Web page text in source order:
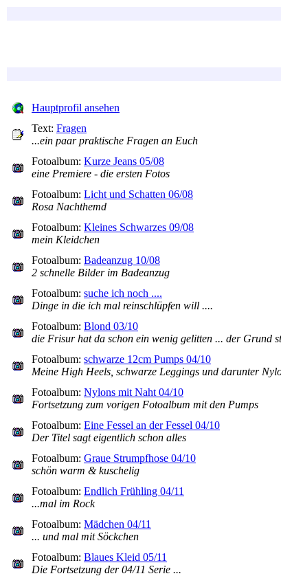
Hauptprofil ansehen
Text: Fragen
...ein paar praktische Fragen an Euch
Fotoalbum: Kurze Jeans 05/08
eine Premiere - die ersten Fotos
Fotoalbum: Licht und Schatten 06/08
Rosa Nachthemd
Fotoalbum: Kleines Schwarzes 09/08
mein Kleidchen
Fotoalbum: Badeanzug 10/08
2 schnelle Bilder im Badeanzug
Fotoalbum: suche ich noch ....
Dinge in die ich mal reinschlüpfen will ....
Fotoalbum: Blond 03/10
die Frisur hat da schon ein wenig gelitten ... der Grund
Fotoalbum: schwarze 12cm Pumps 04/10
Meine High Heels, schwarze Leggings und darunter
Fotoalbum: Nylons mit Naht 04/10
Fortsetzung zum vorigen Fotoalbum mit den Pumps
Fotoalbum: Eine Fessel an der Fessel 04/10
Der Titel sagt eigentlich schon alles
Fotoalbum: Graue Strumpfhose 04/10
schön warm & kuschelig
Fotoalbum: Endlich Frühling 04/11
...mal im Rock
Fotoalbum: Mädchen 04/11
... und mal mit Söckchen
Fotoalbum: Blaues Kleid 05/11
Die Fortsetzung der 04/11 Serie ...